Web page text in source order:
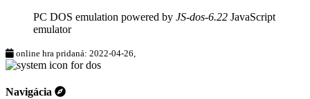
PC DOS emulation powered by JS-dos-6.22 JavaScript
emulator
online hra pridaná: 2022-04-26,
Navigácia